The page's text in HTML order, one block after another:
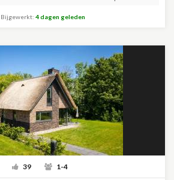
Bijgewerkt: 4 dagen geleden
39 1-4